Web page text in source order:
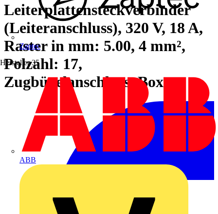
Zaptec
Hersteller 35
ABB
Leiterplattensteckverbinder
(Leiteranschluss), 320 V, 18 A,
Raster in mm: 5.00, 4 mm²,
Polzahl: 17,
Zugbügelanschluss, Box